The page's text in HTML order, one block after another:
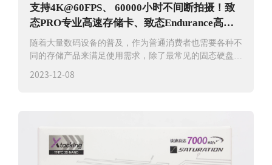
支持4K@60FPS、 60000小时不间断拍摄！致
态PRO专业高速存储卡、致态Endurance高度
耐用存储
随着大量数码设备的普及，作为普通消费者也需要各种不
同的存储产品来满足使用需求，除了最常见的固态硬盘、
2023-12-08